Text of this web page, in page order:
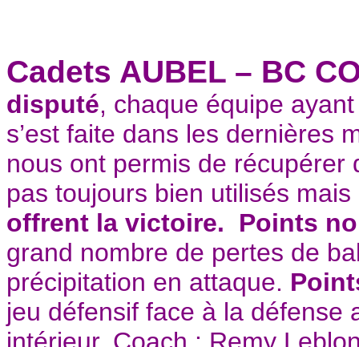
Cadets AUBEL – BC
disputé, chaque équipe
s’est faite dans les dernières
nous ont permis de
pas toujours bien utilisés
offrent la victoire. Points
grand nombre de pertes de
précipitation en attaque.
jeu défensif face à la défense